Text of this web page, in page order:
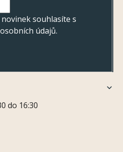
souhlasíte s
údajů.
do 16:30